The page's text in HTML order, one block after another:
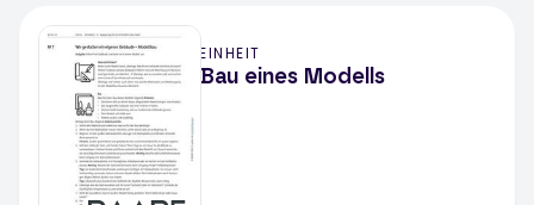
EINHEIT
Bau eines Modells